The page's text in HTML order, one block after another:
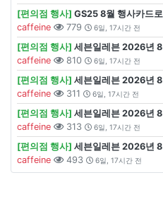
[편의점 행사] GS25 8월 행사카드
caffeine
779 6일, 17시간 전
[편의점 행사] 세븐일레븐 2026년
caffeine
810 6일, 17시간 전
[편의점 행사] 세븐일레븐 2026년
caffeine
311 6일, 17시간 전
[편의점 행사] 세븐일레븐 2026년 8
caffeine
313 6일, 17시간 전
[편의점 행사] 세븐일레븐 2026년
caffeine
493 6일, 17시간 전